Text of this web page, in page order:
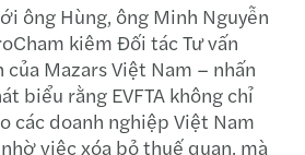
ông Hùng, ông Minh Nguyễn
kiêm Đối tác Tư vấn
của Mazars Việt Nam – nhấn
biểu rằng EVFTA không chỉ
các doanh nghiệp Việt Nam
việc xóa bỏ thuế quan, mà